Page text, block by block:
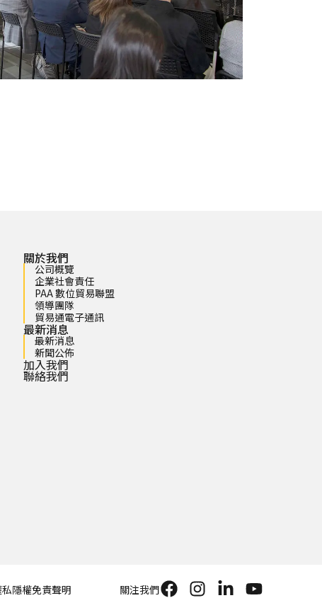
關於我們
公司概覽
企業社會責任
PAA 數位貿易聯盟
領導團隊
貿易通電子通訊
最新消息
最新消息
新聞公佈
加入我們
聯絡我們
私隱權免責聲明 關注我們